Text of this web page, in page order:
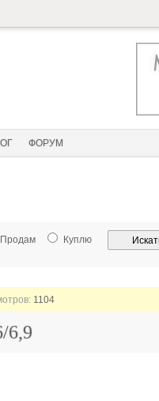
ФОРУМ
Продам
Куплю
1104
6,9